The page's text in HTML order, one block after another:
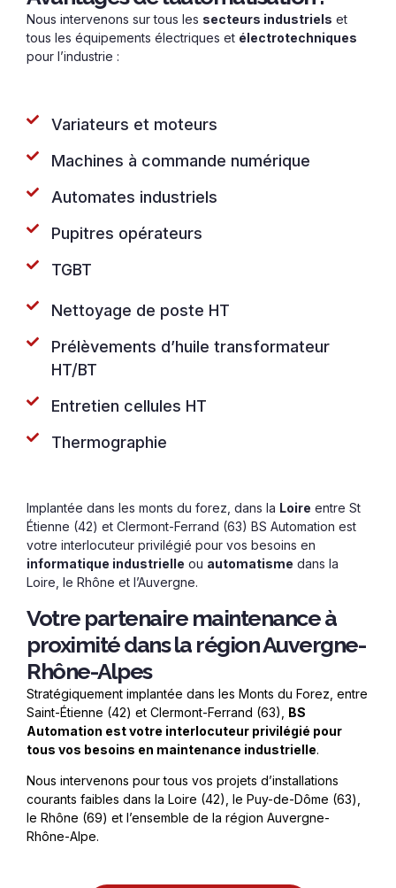
Nous intervenons sur tous les secteurs industriels et
tous les équipements électriques et électrotechniques
pour l’industrie :
Variateurs et moteurs
Machines à commande numérique
Automates industriels
Pupitres opérateurs
TGBT
Nettoyage de poste HT
Prélèvements d’huile transformateur
HT/BT
Entretien cellules HT
Thermographie
Implantée dans les monts du forez, dans la Loire entre St
Étienne (42) et Clermont-Ferrand (63) BS Automation est
votre interlocuteur privilégié pour vos besoins en
informatique industrielle ou automatisme dans la
Loire, le Rhône et l’Auvergne.
Votre partenaire maintenance à
proximité dans la région Auvergne-
Rhône-Alpes
Stratégiquement implantée dans les Monts du Forez, entre
Saint-Étienne (42) et Clermont-Ferrand (63), BS
Automation est votre interlocuteur privilégié pour
tous vos besoins en maintenance industrielle.
Nous intervenons pour tous vos projets d’installations
courants faibles dans la Loire (42), le Puy-de-Dôme (63),
le Rhône (69) et l’ensemble de la région Auvergne-
Rhône-Alpe.